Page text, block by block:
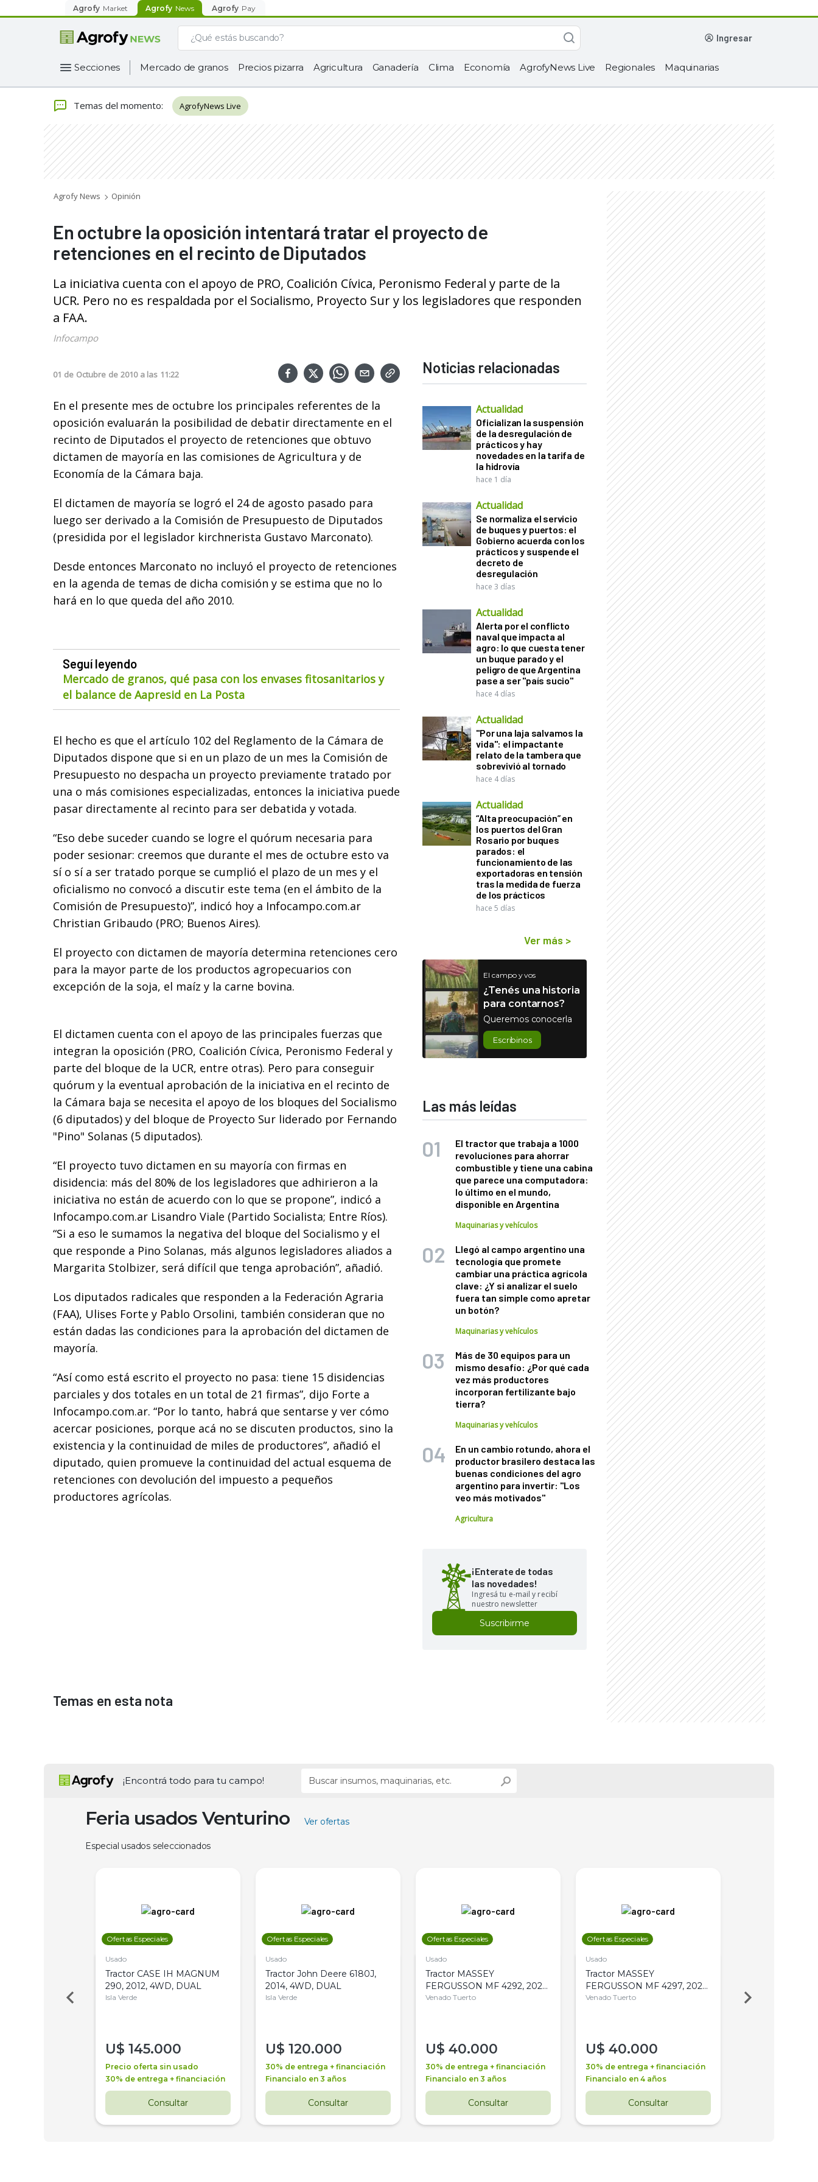
Agrofy Market Agrofy News Agrofy Pay
ingresar
Secciones Mercado de granos Precios pizarra Agricultura Ganadería Clima Economía AgrofyNews Live Regionales Maquinarias
Temas del momento: AgrofyNews Live
Agrofy News Opinión
En octubre la oposición intentará tratar el proyecto de
retenciones en el recinto de Diputados
La iniciativa cuenta con el apoyo de PRO, Coalición Cívica, Peronismo Federal y parte de la
UCR. Pero no es respaldada por el Socialismo, Proyecto Sur y los legisladores que responden
a FAA.
Infocampo
01 de Octubre de 2010 a las 11:22
En el presente mes de octubre los principales referentes de la
oposición evaluarán la posibilidad de debatir directamente en el
recinto de Diputados el proyecto de retenciones que obtuvo
dictamen de mayoría en las comisiones de Agricultura y de
Economía de la Cámara baja.
El dictamen de mayoría se logró el 24 de agosto pasado para
luego ser derivado a la Comisión de Presupuesto de Diputados
(presidida por el legislador kirchnerista Gustavo Marconato).
Desde entonces Marconato no incluyó el proyecto de retenciones
en la agenda de temas de dicha comisión y se estima que no lo
hará en lo que queda del año 2010.
Seguí leyendo
Mercado de granos, qué pasa con los envases fitosanitarios y
el balance de Aapresid en La Posta
El hecho es que el artículo 102 del Reglamento de la Cámara de
Diputados dispone que si en un plazo de un mes la Comisión de
Presupuesto no despacha un proyecto previamente tratado por
una o más comisiones especializadas, entonces la iniciativa puede
pasar directamente al recinto para ser debatida y votada.
“Eso debe suceder cuando se logre el quórum necesaria para
poder sesionar: creemos que durante el mes de octubre esto va
sí o sí a ser tratado porque se cumplió el plazo de un mes y el
oficialismo no convocó a discutir este tema (en el ámbito de la
Comisión de Presupuesto)”, indicó hoy a Infocampo.com.ar
Christian Gribaudo (PRO; Buenos Aires).
El proyecto con dictamen de mayoría determina retenciones cero
para la mayor parte de los productos agropecuarios con
excepción de la soja, el maíz y la carne bovina.
El dictamen cuenta con el apoyo de las principales fuerzas que
integran la oposición (PRO, Coalición Cívica, Peronismo Federal y
parte del bloque de la UCR, entre otras). Pero para conseguir
quórum y la eventual aprobación de la iniciativa en el recinto de
la Cámara baja se necesita el apoyo de los bloques del Socialismo
(6 diputados) y del bloque de Proyecto Sur liderado por Fernando
"Pino" Solanas (5 diputados).
“El proyecto tuvo dictamen en su mayoría con firmas en
disidencia: más del 80% de los legisladores que adhirieron a la
iniciativa no están de acuerdo con lo que se propone”, indicó a
Infocampo.com.ar Lisandro Viale (Partido Socialista; Entre Ríos).
“Si a eso le sumamos la negativa del bloque del Socialismo y el
que responde a Pino Solanas, más algunos legisladores aliados a
Margarita Stolbizer, será difícil que tenga aprobación”, añadió.
Los diputados radicales que responden a la Federación Agraria
(FAA), Ulises Forte y Pablo Orsolini, también consideran que no
están dadas las condiciones para la aprobación del dictamen de
mayoría.
“Así como está escrito el proyecto no pasa: tiene 15 disidencias
parciales y dos totales en un total de 21 firmas”, dijo Forte a
Infocampo.com.ar. “Por lo tanto, habrá que sentarse y ver cómo
acercar posiciones, porque acá no se discuten productos, sino la
existencia y la continuidad de miles de productores”, añadió el
diputado, quien promueve la continuidad del actual esquema de
retenciones con devolución del impuesto a pequeños
productores agrícolas.
Noticias relacionadas
Actualidad
Oficializan la suspensión
de la desregulación de
prácticos y hay
novedades en la tarifa de
la hidrovía
hace 1 día
Actualidad
Se normaliza el servicio
de buques y puertos: el
Gobierno acuerda con los
prácticos y suspende el
decreto de
desregulación
hace 3 días
Actualidad
Alerta por el conflicto
naval que impacta al
agro: lo que cuesta tener
un buque parado y el
peligro de que Argentina
pase a ser "país sucio"
hace 4 días
Actualidad
"Por una laja salvamos la
vida": el impactante
relato de la tambera que
sobrevivió al tornado
hace 4 días
Actualidad
“Alta preocupación” en
los puertos del Gran
Rosario por buques
parados: el
funcionamiento de las
exportadoras en tensión
tras la medida de fuerza
de los prácticos
hace 5 días
Ver más >
El campo y vos
¿Tenés una historia
para contarnos?
Queremos conocerla
Escribinos
Las más leídas
El tractor que trabaja a 1000
revoluciones para ahorrar
combustible y tiene una cabina
que parece una computadora:
lo último en el mundo,
disponible en Argentina
Maquinarias y vehículos
Llegó al campo argentino una
tecnología que promete
cambiar una práctica agrícola
clave: ¿Y si analizar el suelo
fuera tan simple como apretar
un botón?
Maquinarias y vehículos
Más de 30 equipos para un
mismo desafío: ¿Por qué cada
vez más productores
incorporan fertilizante bajo
tierra?
Maquinarias y vehículos
En un cambio rotundo, ahora el
productor brasilero destaca las
buenas condiciones del agro
argentino para invertir: "Los
veo más motivados"
Agricultura
¡Enterate de todas
las novedades!
Ingresá tu e-mail y recibí
nuestro newsletter
Suscribirme
Temas en esta nota
¡Encontrá todo para tu campo!
Feria usados Venturino Ver ofertas
Especial usados seleccionados
Ofertas Especiales
Usado
Tractor CASE IH MAGNUM
290, 2012, 4WD, DUAL
Isla Verde
U$ 145.000
Precio oferta sin usado
30% de entrega + financiación
Consultar
Ofertas Especiales
Usado
Tractor John Deere 6180J,
2014, 4WD, DUAL
Isla Verde
U$ 120.000
30% de entrega + financiación
Financialo en 3 años
Consultar
Ofertas Especiales
Usado
Tractor MASSEY
FERGUSSON MF 4292, 2020,
4WD, PATON
Venado Tuerto
U$ 40.000
30% de entrega + financiación
Financialo en 3 años
Consultar
Ofertas Especiales
Usado
Tractor MASSEY
FERGUSSON MF 4297, 2020,
4WD, PATON
Venado Tuerto
U$ 40.000
30% de entrega + financiación
Financialo en 4 años
Consultar
Venado Tuerto